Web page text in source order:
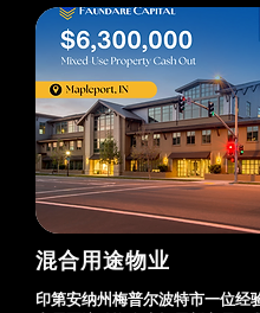
混合用途物业
印第安纳州梅普尔波特市一位经